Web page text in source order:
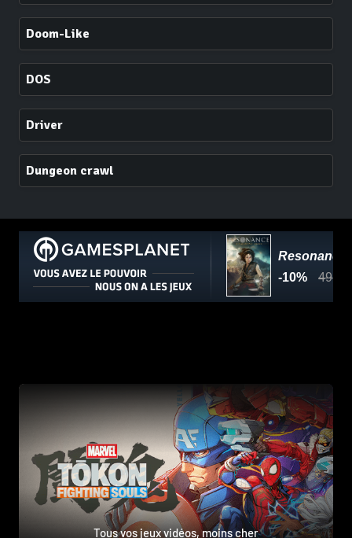
Doom-Like
DOS
Driver
Dungeon crawl
Tous vos jeux vidéos, moins cher